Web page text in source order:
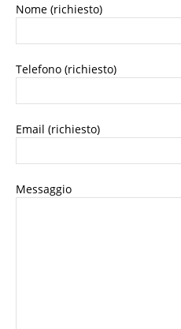
Nome (richiesto)
Telefono (richiesto)
Email (richiesto)
Messaggio